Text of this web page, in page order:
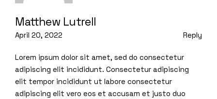
Matthew Lutrell
April 20, 2022 Reply
Lorem ipsum dolor sit amet, sed do consectetur
adipiscing elit incididunt. Consectetur adipiscing
elit tempor incididunt ut labore consectetur
adipiscing elit vero eos et accusam et justo duo